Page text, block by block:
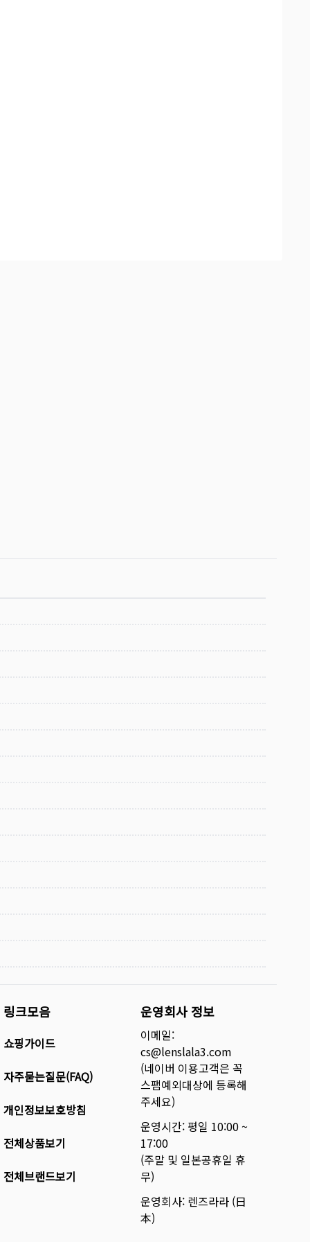
링크모음
쇼핑가이드
자주묻는질문(FAQ)
개인정보보호방침
전체상품보기
전체브랜드보기
운영회사 정보
이메일:
cs@lenslala3.com
(네이버 이용고객은 꼭
스팸예외대상에 등록해
주세요)
운영시간: 평일 10:00 ~
17:00
(주말 및 일본공휴일 휴
무)
운영회사: 렌즈라라 (日
本)